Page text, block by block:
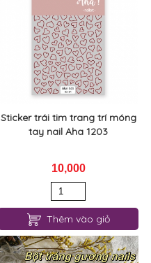
Sticker trái tim trang trí móng
tay nail Aha 1203
10,000
Thêm vào giỏ